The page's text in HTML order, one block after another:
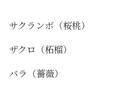
サクランボ（桜桃）
ザクロ（柘榴）
バラ（薔薇）